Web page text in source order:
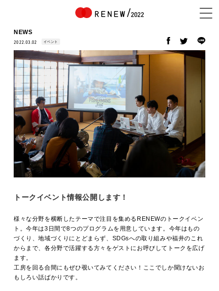
NEWS
ABOUT
CONTENTS
MOVIE
ACCESS / STAY
NEWS
2022.03.02 イベント
トークイベント情報公開します！
様々な分野を横断したテーマで注目を集めるRENEWのトークイベン
ト。今年は3日間で8つのプログラムを用意しています。今年はもの
づくり、地域づくりにとどまらず、SDGsへの取り組みや福井のこれ
からまで、各分野で活躍する方々をゲストにお呼びしてトークを広げ
ます。
工房を回る合間にもぜひ覗いてみてください！ここでしか聞けないお
もしろい話ばかりです。